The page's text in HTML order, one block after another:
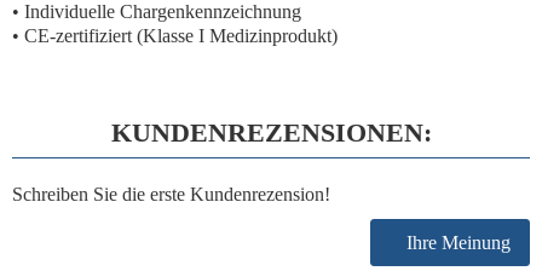
• Individuelle Chargenkennzeichnung
• CE-zertifiziert (Klasse I Medizinprodukt)
KUNDENREZENSIONEN:
Schreiben Sie die erste Kundenrezension!
Ihre Meinung